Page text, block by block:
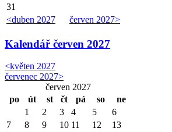
<duben 2027 červen 2027>
31
Kalendář červen 2027
<květen 2027
červenec 2027>
červen 2027
po
út st čt pá so ne
1 2 3 4 5
6
7
8 9 10 11 12
13